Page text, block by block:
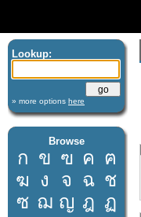
Lookup:
» more options here
Browse
ก ข ฃ ค ฅ
ฆ ง จ ฉ ช
ซ ฌ ญ ฎ ฏ